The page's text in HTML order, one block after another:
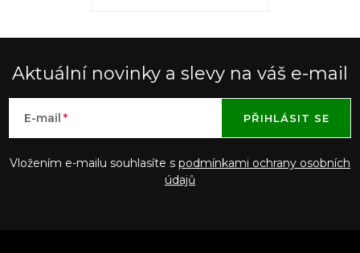
Aktuální novinky a slevy na váš e-mail
E-mail
Vložením e-mailu souhlasíte s podmínkami ochrany osobních
údajů
PŘIHLÁSIT SE